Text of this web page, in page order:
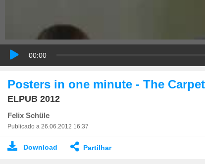
00:00
Posters in one minute - The
ELPUB 2012
Felix Schüle
Publicado a 26.06.2012 16:37
Download Partilhar